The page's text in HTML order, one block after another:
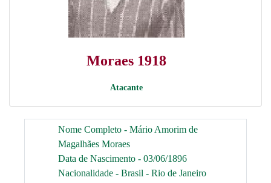
Moraes 1918
Atacante
Nome Completo - Mário Amorim de
Magalhães Moraes
Data de Nascimento - 03/06/1896
Nacionalidade - Brasil - Rio de Janeiro